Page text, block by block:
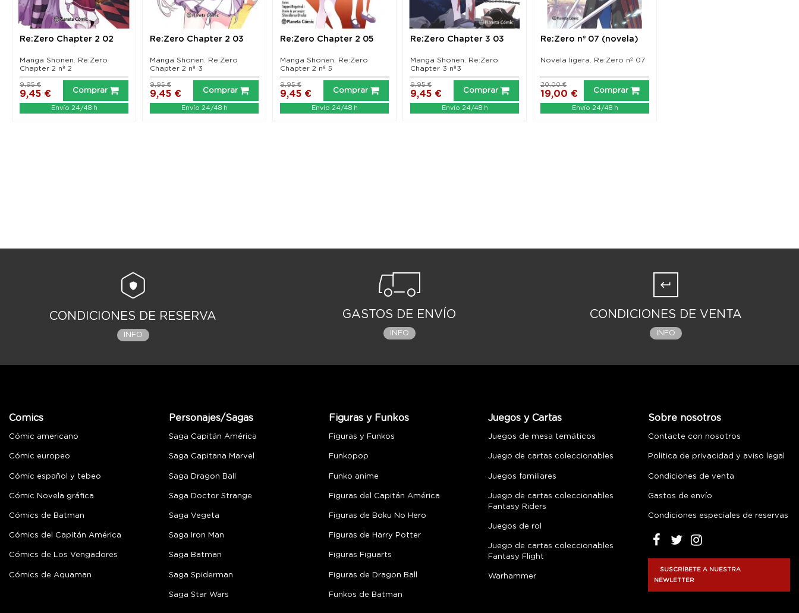
Re:Zero Chapter 2 02
Manga Shonen. Re:Zero
Chapter 2 nº 2
9,45 €
9,95 €
Comprar
Envío 24/48 h
Re:Zero Chapter 2 03
Manga Shonen. Re:Zero
Chapter 2 nº 3
9,45 €
9,95 €
Comprar
Envío 24/48 h
Re:Zero Chapter 2 05
Manga Shonen. Re:Zero
Chapter 2 nº 5
9,45 €
9,95 €
Comprar
Envío 24/48 h
Re:Zero Chapter 3 03
Manga Shonen. Re:Zero
Chapter 3 nº3
9,45 €
9,95 €
Comprar
Envío 24/48 h
Re:Zero nº 07 (novela)
Novela ligera. Re:Zero nº 07
19,00 €
20,00 €
Comprar
Envío 24/48 h
CONDICIONES DE RESERVA
INFO
GASTOS DE ENVÍO
INFO
CONDICIONES DE VENTA
INFO
Comics
Cómic americano
Cómic europeo
Cómic español y tebeo
Cómic Novela gráfica
Cómics de Batman
Cómics del Capitán América
Cómics de Los Vengadores
Cómics de Aquaman
Personajes/Sagas
Saga Capitán América
Saga Capitana Marvel
Saga Dragon Ball
Saga Doctor Strange
Saga Vegeta
Saga Iron Man
Saga Batman
Saga Spiderman
Saga Star Wars
Figuras y Funkos
Figuras y Funkos
Funkopop
Funko anime
Figuras del Capitán América
Figuras de Boku No Hero
Figuras de Harry Potter
Figuras Figuarts
Figuras de Dragon Ball
Funkos de Batman
Juegos y Cartas
Juegos de mesa temáticos
Juego de cartas coleccionables
Juegos familiares
Juego de cartas coleccionables
Fantasy Riders
Juegos de rol
Juego de cartas coleccionables
Fantasy Flight
Warhammer
Sobre nosotros
Contacte con nosotros
Política de privacidad y aviso legal
Condiciones de venta
Gastos de envío
Condiciones especiales de reservas
SUSCRÍBETE A NUESTRA
NEWLETTER